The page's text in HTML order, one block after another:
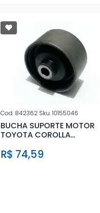
Cod.842362 Sku.10155046
BUCHA SUPORTE MOTOR
TOYOTA COROLLA
R$ 74,59